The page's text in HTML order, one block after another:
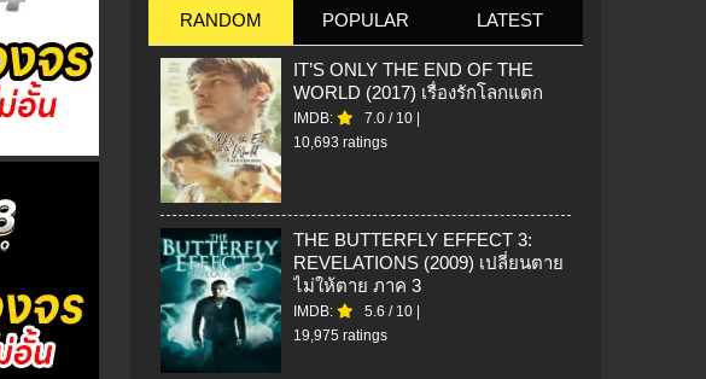
RANDOM POPULAR LATEST
IT’S ONLY THE END OF THE
WORLD (2017) เรื่องรักโลกแตก
IMDB: 7.0 / 10
10,693 ratings
THE BUTTERFLY EFFECT 3:
REVELATIONS (2009) เปลี่ยนตาย
ไม่ให้ตาย ภาค 3
IMDB: 5.6 / 10
19,975 ratings